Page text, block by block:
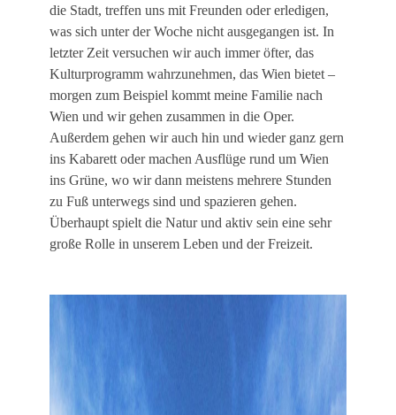
die Stadt, treffen uns mit Freunden oder erledigen,
was sich unter der Woche nicht ausgegangen ist. In
letzter Zeit versuchen wir auch immer öfter, das
Kulturprogramm wahrzunehmen, das Wien bietet –
morgen zum Beispiel kommt meine Familie nach
Wien und wir gehen zusammen in die Oper.
Außerdem gehen wir auch hin und wieder ganz gern
ins Kabarett oder machen Ausflüge rund um Wien
ins Grüne, wo wir dann meistens mehrere Stunden
zu Fuß unterwegs sind und spazieren gehen.
Überhaupt spielt die Natur und aktiv sein eine sehr
große Rolle in unserem Leben und der Freizeit.